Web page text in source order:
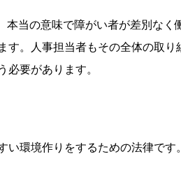
当の意味で障がい者が差別な
。人事担当者もその全体の取
要があります。
環境作りをするための法律です。